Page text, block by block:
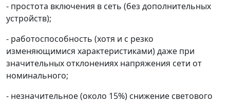
- простота включения в сеть (без дополнительных
устройств);
- работоспособность (хотя и с резко
изменяющимися характеристиками) даже при
значительных отклонениях напряжения сети от
номинального;
- незначительное (около 15%) снижение светового